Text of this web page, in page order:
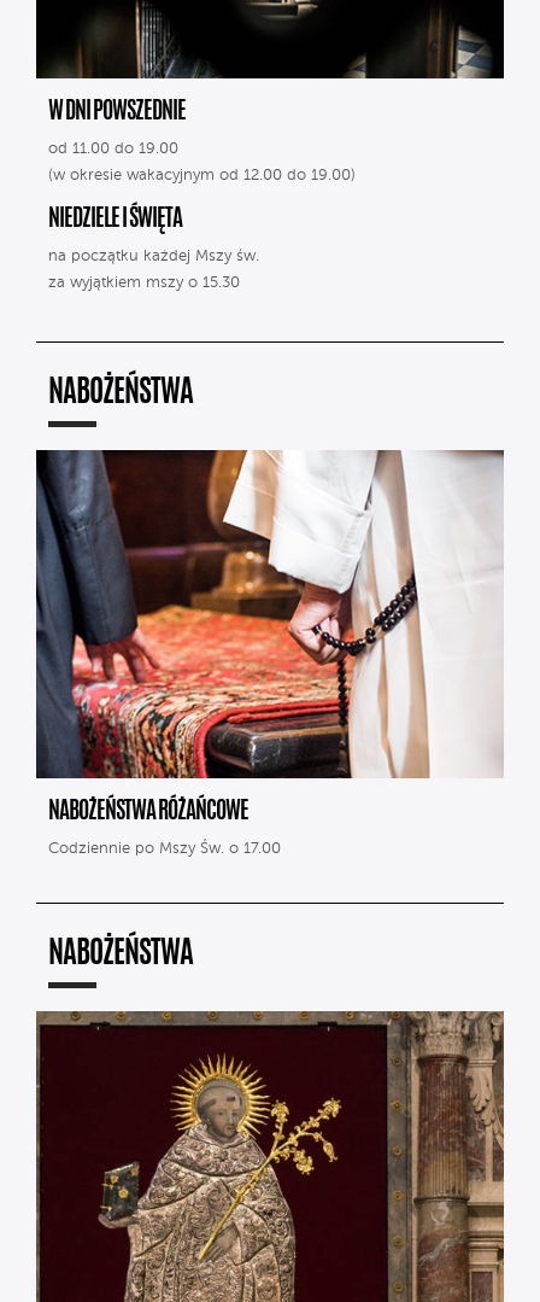
W DNI POWSZEDNIE
od 11.00 do 19.00
(w okresie wakacyjnym od 12.00 do 19.00)
NIEDZIELE I ŚWIĘTA
na początku każdej Mszy św.
za wyjątkiem mszy o 15.30
NABOŻEŃSTWA
NABOŻEŃSTWA RÓŻAŃCOWE
Codziennie po Mszy Św. o 17.00
NABOŻEŃSTWA